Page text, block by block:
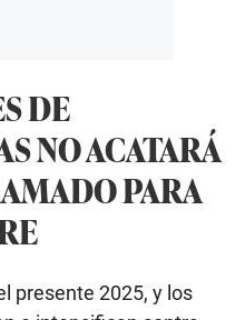
DE
NO ACATARÁ
PARA
presente 2025, y los